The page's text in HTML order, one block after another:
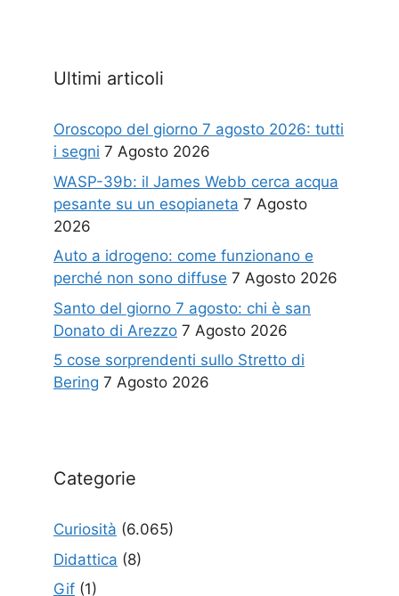
Ultimi articoli
Oroscopo del giorno 7 agosto 2026: tutti
i segni 7 Agosto 2026
WASP-39b: il James Webb cerca acqua
pesante su un esopianeta 7 Agosto
2026
Auto a idrogeno: come funzionano e
perché non sono diffuse 7 Agosto 2026
Santo del giorno 7 agosto: chi è san
Donato di Arezzo 7 Agosto 2026
5 cose sorprendenti sullo Stretto di
Bering 7 Agosto 2026
Categorie
Curiosità (6.065)
Didattica (8)
Gif (1)